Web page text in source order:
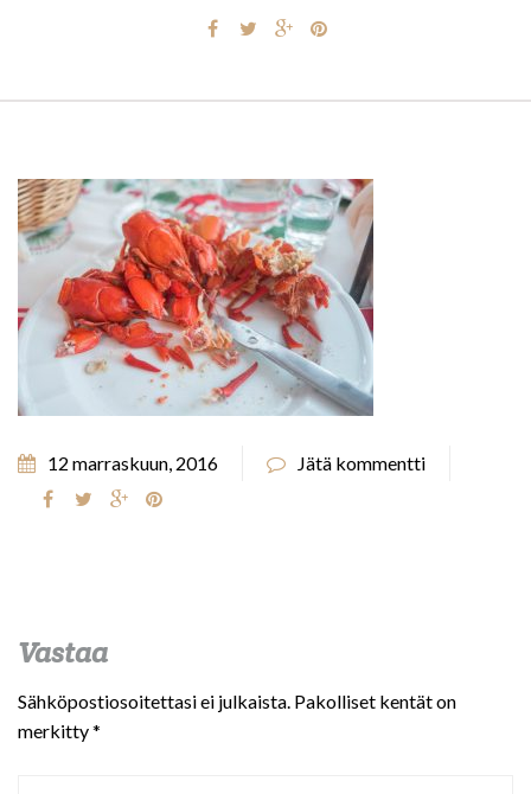
12 marraskuun, 2016 Jätä kommentti
Vastaa
Sähköpostiosoitettasi ei julkaista. Pakolliset kentät on
merkitty*